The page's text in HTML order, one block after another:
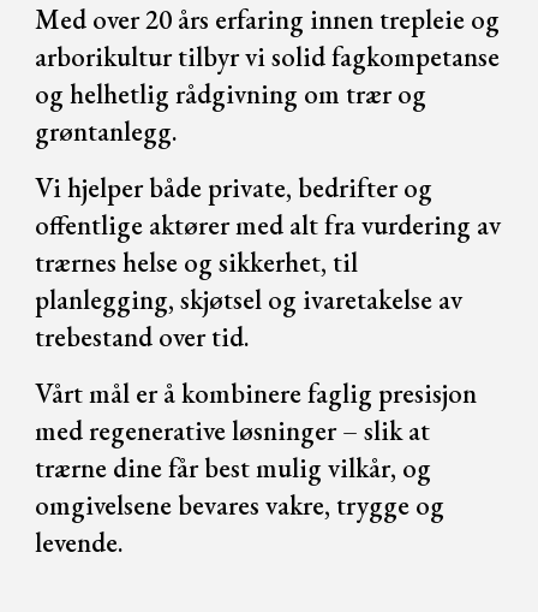
Med over 20 års erfaring innen trepleie og
arborikultur tilbyr vi solid fagkompetanse
og helhetlig rådgivning om trær og
grøntanlegg.
Vi hjelper både private, bedrifter og
offentlige aktører med alt fra vurdering av
trærnes helse og sikkerhet, til
planlegging, skjøtsel og ivaretakelse av
trebestand over tid.
Vårt mål er å kombinere faglig presisjon
med regenerative løsninger – slik at
trærne dine får best mulig vilkår, og
omgivelsene bevares vakre, trygge og
levende.